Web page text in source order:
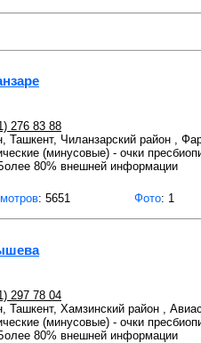
276 83 88
Ташкент, Чиланзарский район ,
(минусовые) - очки
80% внешней информации
: 5651 Фото: 1
297 78 04
Ташкент, Хамзинский район ,
(минусовые) - очки
80% внешней информации